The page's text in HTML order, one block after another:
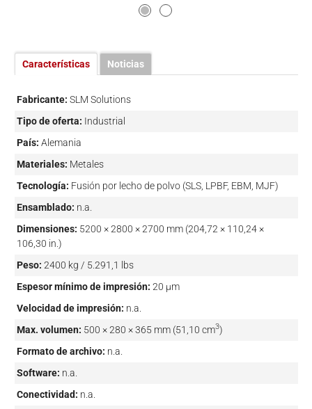
Características Noticias
Fabricante: SLM Solutions
Tipo de oferta: Industrial
País: Alemania
Materiales: Metales
Tecnología: Fusión por lecho de polvo (SLS, LPBF, EBM, MJF)
Ensamblado: n.a.
Dimensiones: 5200 × 2800 × 2700 mm (204,72 × 110,24 ×
106,30 in.)
Peso: 2400 kg / 5.291,1 lbs
Espesor mínimo de impresión: 20 µm
Velocidad de impresión: n.a.
Max. volumen: 500 × 280 × 365 mm (51,10 cm3)
Formato de archivo: n.a.
Software: n.a.
Conectividad: n.a.